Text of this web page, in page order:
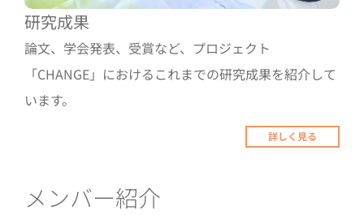
研究成果
論文、学会発表、受賞など、プロジェクト
「CHANGE」におけるこれまでの研究成果を紹介して
います。
詳しく見る
メンバー紹介